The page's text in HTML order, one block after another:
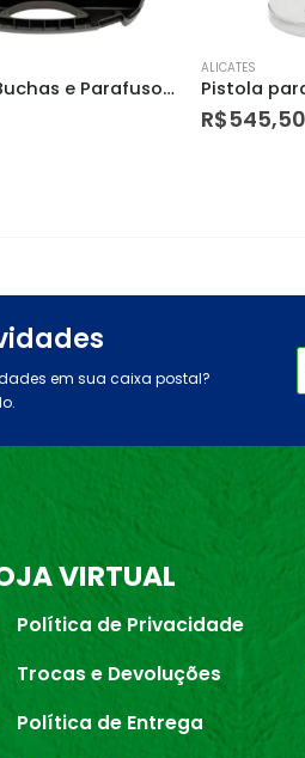
Pistola para Pintura com Caneca em Alumínio Tipo Sucção Psv 200 – Vonder
ALICATES
R$20,25
em sua caixa postal?
VIRTUAL
Política de Privacidade
Trocas e Devoluções
Política de Entrega